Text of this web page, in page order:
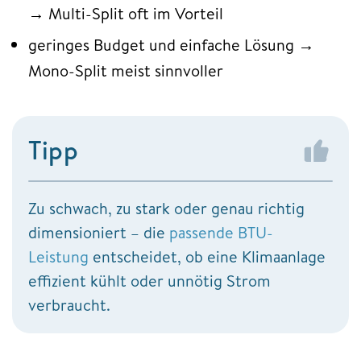
→ Multi-Split oft im Vorteil
geringes Budget und einfache Lösung →
Mono-Split meist sinnvoller
Tipp
Zu schwach, zu stark oder genau richtig
dimensioniert – die passende BTU-
Leistung entscheidet, ob eine Klimaanlage
effizient kühlt oder unnötig Strom
verbraucht.